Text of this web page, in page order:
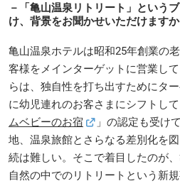
－
「亀山温泉リトリート」という
け、背景をお聞かせいただけますか
亀山温泉ホテルは昭和25年創業の
客様をメインターゲットに営業し
らは、独自性を打ち出すためにタ
に幼児連れのお客さまにシフトし
ムベビーのお宿
」の認定も受け
地、温泉旅館とさらなる差別化を
続は難しい。そこで着目したのが
自然の中でのリトリートという新規